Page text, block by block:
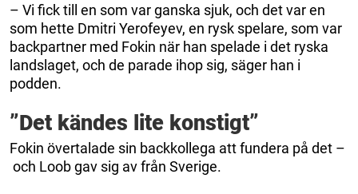
– Vi fick till en som var ganska sjuk, och det var en
som hette Dmitri Yerofeyev, en rysk spelare, som var
backpartner med Fokin när han spelade i det ryska
landslaget, och de parade ihop sig, säger han i
podden.
”Det kändes lite konstigt”
Fokin övertalade sin backkollega att fundera på det –
och Loob gav sig av från Sverige.